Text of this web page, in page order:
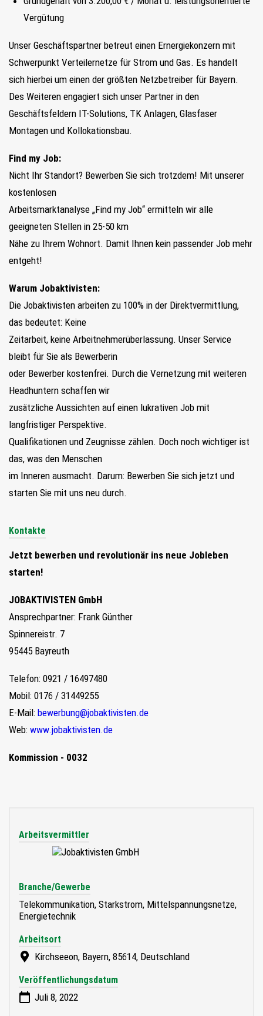
Vergütung
Unser Geschäftspartner betreut einen Ernergiekonzern mit
Schwerpunkt Verteilernetze für Strom und Gas. Es handelt
sich hierbei um einen der größten Netzbetreiber für Bayern.
Des Weiteren engagiert sich unser Partner in den
Geschäftsfeldern IT-Solutions, TK Anlagen, Glasfaser
Montagen und Kollokationsbau.
Find my Job:
Nicht Ihr Standort? Bewerben Sie sich trotzdem! Mit unserer
kostenlosen
Arbeitsmarktanalyse „Find my Job“ ermitteln wir alle
geeigneten Stellen in 25-50 km
Nähe zu Ihrem Wohnort. Damit Ihnen kein passender Job mehr
entgeht!
Warum Jobaktivisten:
Die Jobaktivisten arbeiten zu 100% in der Direktvermittlung,
das bedeutet: Keine
Zeitarbeit, keine Arbeitnehmerüberlassung. Unser Service
bleibt für Sie als Bewerberin
oder Bewerber kostenfrei. Durch die Vernetzung mit weiteren
Headhuntern schaffen wir
zusätzliche Aussichten auf einen lukrativen Job mit
langfristiger Perspektive.
Qualifikationen und Zeugnisse zählen. Doch noch wichtiger ist
das, was den Menschen
im Inneren ausmacht. Darum: Bewerben Sie sich jetzt und
starten Sie mit uns neu durch.
Kontakte
Jetzt bewerben und revolutionär ins neue Jobleben
starten!
JOBAKTIVISTEN GmbH
Ansprechpartner: Frank Günther
Spinnereistr. 7
95445 Bayreuth
Telefon: 0921 / 16497480
Mobil: 0176 / 31449255
E-Mail: bewerbung@jobaktivisten.de
Web: www.jobaktivisten.de
Kommission - 0032
Arbeitsvermittler
Branche/Gewerbe
Telekommunikation, Starkstrom, Mittelspannungsnetze,
Energietechnik
Arbeitsort
Kirchseeon, Bayern, 85614, Deutschland
Veröffentlichungsdatum
Juli 8, 2022